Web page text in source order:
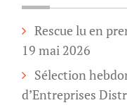
Rescue lu en
19 mai 2026
Sélection
d’Entreprises